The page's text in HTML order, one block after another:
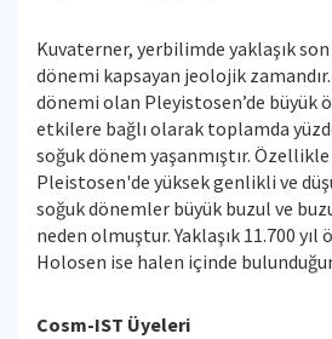
Kuvaterner, yerbilimde yaklaşık son
dönemi kapsayan jeolojik
dönemi olan Pleyistosen’de büyük
etkilere bağlı olarak toplamda
soğuk dönem yaşanmıştır.
Pleistosen'de yüksek genlikli ve
soğuk dönemler büyük buzul ve
neden olmuştur. Yaklaşık 11.700 yıl
Holosen ise halen içinde
Cosm-IST Üyeleri